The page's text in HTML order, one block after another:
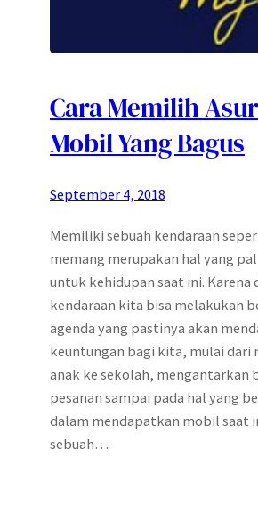
Cara Memilih
Mobil Yang Bagus
September 4, 2018
Memiliki sebuah kendaraan
memang merupakan hal yang
untuk kehidupan saat ini. Karena
kendaraan kita bisa melakukan
agenda yang pastinya akan
keuntungan bagi kita, mulai dari
anak ke sekolah, mengantarkan
pesanan sampai pada hal yang
dalam mendapatkan mobil saat
sebuah…